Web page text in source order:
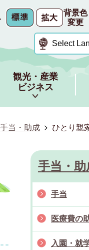
背景色
変更
観光・産業
ビジネス
手当・助成 ひとり親
手当・助
手当
医療費の
入園・就